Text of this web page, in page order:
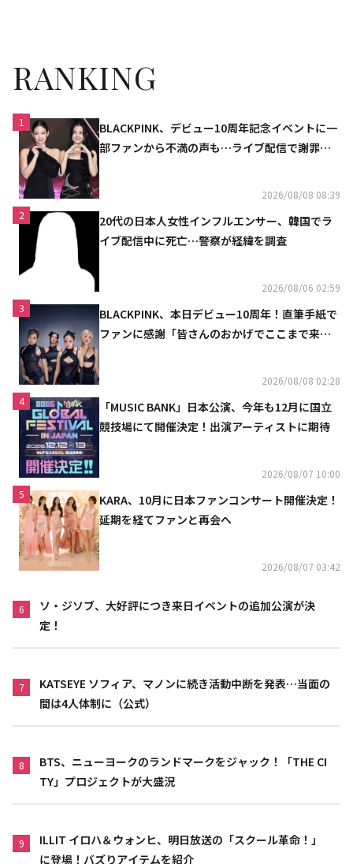
RANKING
1
BLACKPINK、デビュー10周年記念イベントに一
部ファンから不満の声も…ライブ配信で謝罪
2026/08/08 08:39
2
20代の日本人女性インフルエンサー、韓国でラ
イブ配信中に死亡…警察が経緯を調査
2026/08/06 02:59
3
BLACKPINK、本日デビュー10周年！直筆手紙で
ファンに感謝「皆さんのおかげでここまで来ら
2026/08/08 02:28
4
「MUSIC BANK」日本公演、今年も12月に国立
競技場にて開催決定！出演アーティストに期待
2026/08/07 10:00
5
KARA、10月に日本ファンコンサート開催決定！
延期を経てファンと再会へ
2026/08/07 03:42
6
ソ・ジソブ、大好評につき来日イベントの追加公演が決
定！
7
KATSEYE ソフィア、マノンに続き活動中断を発表…当面の
間は4人体制に（公式）
8
BTS、ニューヨークのランドマークをジャック！「THE CI
TY」プロジェクトが大盛況
9
ILLIT イロハ＆ウォンヒ、明日放送の「スクール革命！」
に登場！バズりアイテムを紹介